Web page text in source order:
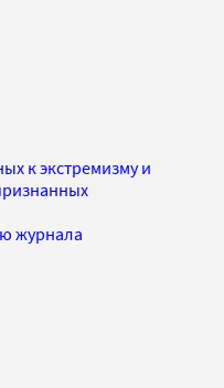
к экстремизму и
журнала